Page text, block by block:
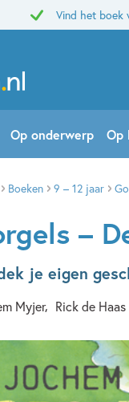
Vind het boek
Op onderwerp Op
Boeken 9 – 12 jaar
–
je eigen
Myjer Rick de Haas